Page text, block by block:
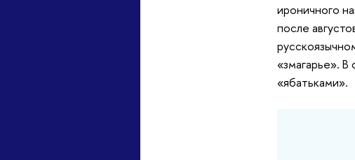
ироничного
после
«змагарье».
«ябатьками».